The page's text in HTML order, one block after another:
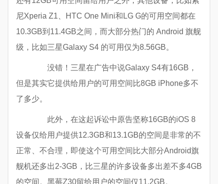
尼Xperia Z1、HTC One Mini和LG G的可用空间都在
10.3GB到11.4GB之间，而大部分热门的 Android 旗舰
级，比如三星Galaxy S4 的可用仅为8.56GB。
没错！三星在广告中说Galaxy S4有16GB，
但是其实它提供给用户的可用空间比8GB iPhone多不
了多少。
此外，在这起诉讼中原告坚称16GB的iOS 8
设备仅给用户提供12.3GB和13.1GB的空间是非常的不
正常、不合理，即使这个可用空间比大部分Android旗
舰机还多出2-3GB，比三星的许多设备多出差不多4GB
的空间。黑莓Z30留给用户的空间仅11.2GB。